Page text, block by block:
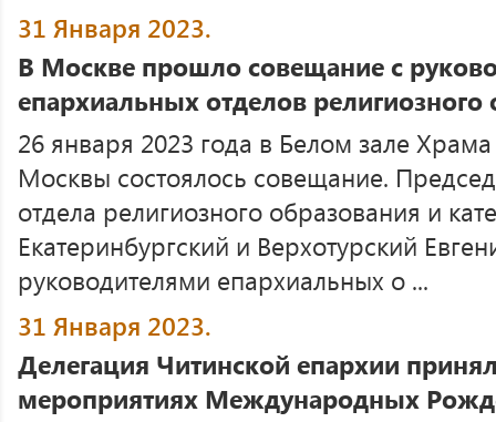
31 Января 2023.
В Москве прошло совещание с
епархиальных отделов религиозного
26 января 2023 года в Белом зале
Москвы состоялось совещание.
отдела религиозного образования и
Екатеринбургский и Верхотурский
руководителями епархиальных о ...
31 Января 2023.
Делегация Читинской епархии
мероприятиях Международных